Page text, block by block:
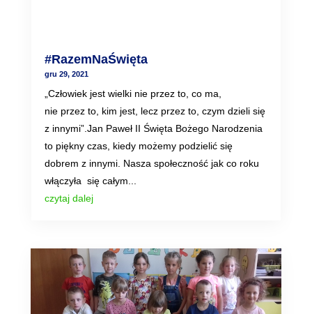
#RazemNaŚwięta
gru 29, 2021
„Człowiek jest wielki nie przez to, co ma,
nie przez to, kim jest, lecz przez to, czym dzieli się
z innymi”.Jan Paweł II Święta Bożego Narodzenia
to piękny czas, kiedy możemy podzielić się
dobrem z innymi. Nasza społeczność jak co roku
włączyła się całym...
czytaj dalej